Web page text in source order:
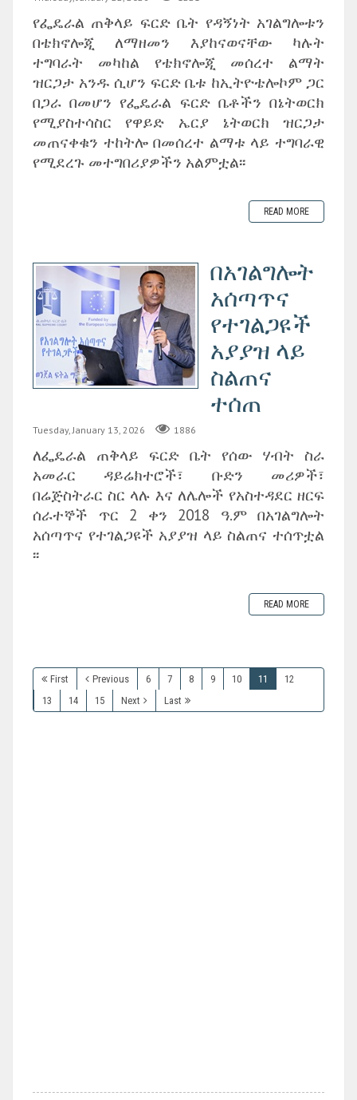
የፌዴራል ጠቅላይ ፍርድ ቤት የዳኝነት አገልግሎቱን
በቴክኖሎጂ ለማዘመን እያከናወናቸው ካሉት
ተግባራት መካከል የቴክኖሎጂ መሰረተ ልማት
ዝርጋታ አንዱ ሲሆን ፍርድ ቤቱ ከኢትዮቴሎኮም ጋር
በጋራ በመሆን የፌዴራል ፍርድ ቤቶችን በኔትወርክ
የሚያስተሳስር የዋይድ ኤርያ ኔትወርክ ዝርጋታ
መጠናቀቁን ተከትሎ በመሰረተ ልማቱ ላይ ተግባራዊ
የሚደረጉ መተግበሪያዎችን አልምቷል፡፡
READ MORE
በአገልግሎት
አሰጣጥና
የተገልጋዩች
አያያዝ ላይ
ስልጠና
ተሰጠ
Tuesday, January 13, 2026 1886
ለፌዴራል ጠቅላይ ፍርድ ቤት የሰው ሃብት ስራ
አመራር ዳይሬክተሮች፣ ቡድን መሪዎች፣
በሬጅስትራር ስር ላሉ እና ለሌሎች የአስተዳደር ዘርፍ
ሰራተኞች ጥር 2 ቀን 2018 ዓ.ም በአገልግሎት
አሰጣጥና የተገልጋዩች አያያዝ ላይ ስልጠና ተሰጥቷል
፡፡
READ MORE
First Previous 6 7 8 9 10 11
12
13
14 15 Next Last